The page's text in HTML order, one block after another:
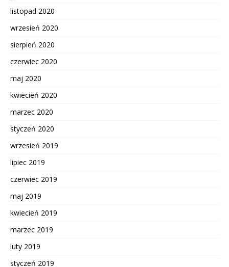
listopad 2020
wrzesień 2020
sierpień 2020
czerwiec 2020
maj 2020
kwiecień 2020
marzec 2020
styczeń 2020
wrzesień 2019
lipiec 2019
czerwiec 2019
maj 2019
kwiecień 2019
marzec 2019
luty 2019
styczeń 2019